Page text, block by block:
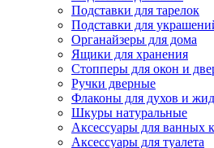
Подставки для тарелок
Подставки для
Органайзеры для дома
Ящики для хранения
Стопперы для окон и
Ручки дверные
Флаконы для духов и
Шкуры натуральные
Аксессуары для ванных
Аксессуары для туалета